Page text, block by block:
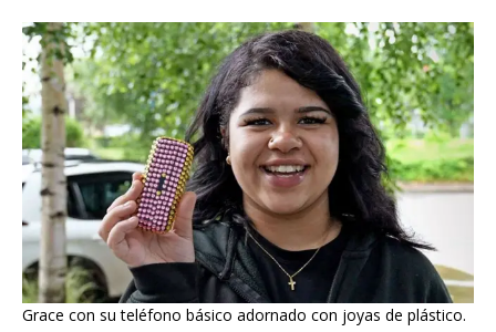
Grace con su teléfono básico adornado con joyas de plástico.